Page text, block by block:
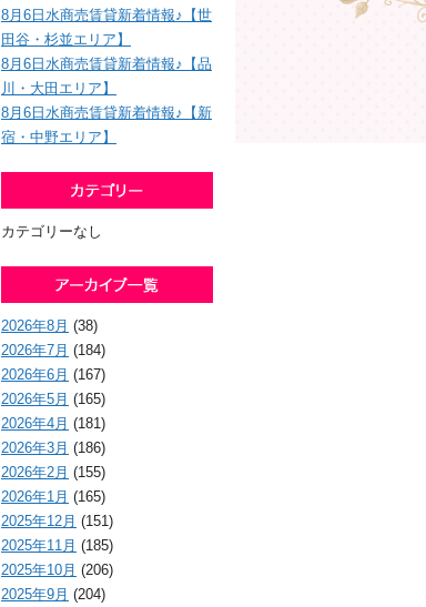
8月6日水商売賃貸新着情報♪【世
田谷・杉並エリア】
8月6日水商売賃貸新着情報♪【品
川・大田エリア】
8月6日水商売賃貸新着情報♪【新
宿・中野エリア】
カテゴリーなし
2026年8月 (38)
2026年7月 (184)
2026年6月 (167)
2026年5月 (165)
2026年4月 (181)
2026年3月 (186)
2026年2月 (155)
2026年1月 (165)
2025年12月 (151)
2025年11月 (185)
2025年10月 (206)
2025年9月 (204)